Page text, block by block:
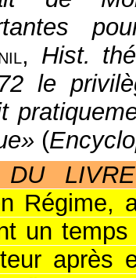
, Hist.
le
(
DU LIVRE
Régime,
un
après